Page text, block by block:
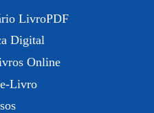
LivroPDF
Digital
Online
Livro